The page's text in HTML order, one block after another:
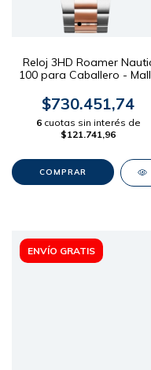
Reloj 3HD Roamer
100 para Caballero - Malla
42mm
$730.451,74
6 cuotas sin interés de
$121.741,96
ENVÍO GRATIS